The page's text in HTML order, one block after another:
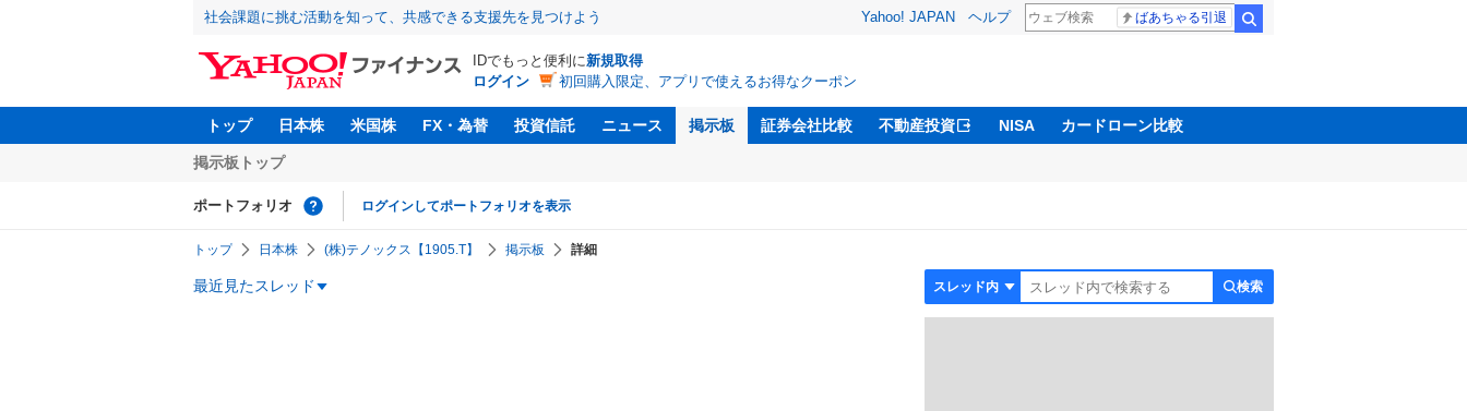
社会課題に挑む活動を知って、共感できる支援先を見つけよう Yahoo! JAPAN ヘルプ ばあちゃる引退
IDでもっと便利に新規取得
ログイン
初回購入限定、アプリで使えるお得なクーポン
トップ 日本株 米国株 FX・為替 投資信託 ニュース 掲示板 証券会社比較 不動産投資 NISA カードローン比較
掲示板トップ
ポートフォリオ ログインしてポートフォリオを表示
トップ 日本株 (株)テノックス【1905.T】 掲示板 詳細
最近見たスレッド 検索